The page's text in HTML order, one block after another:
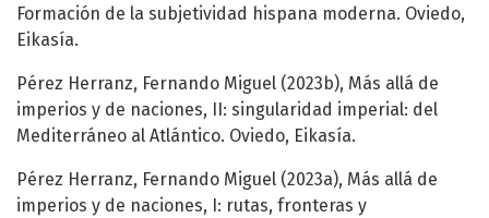
Formación de la subjetividad hispana moderna. Oviedo,
Eikasía.
Pérez Herranz, Fernando Miguel (2023b), Más allá de
imperios y de naciones, II: singularidad imperial: del
Mediterráneo al Atlántico. Oviedo, Eikasía.
Pérez Herranz, Fernando Miguel (2023a), Más allá de
imperios y de naciones, I: rutas, fronteras y